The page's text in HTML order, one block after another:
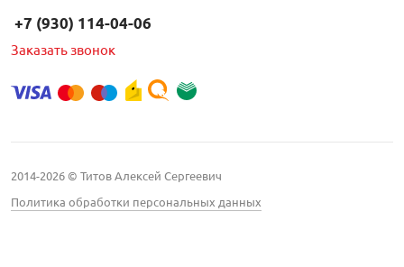
+7 (930) 114-04-06
Заказать звонок
2014-2026 © Титов Алексей Сергеевич
Политика обработки персональных данных